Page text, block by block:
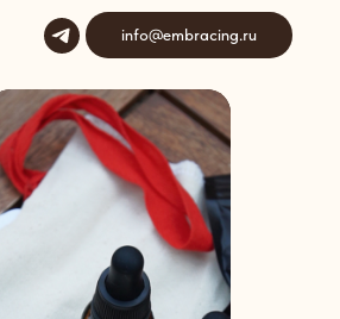
info@embracing.ru